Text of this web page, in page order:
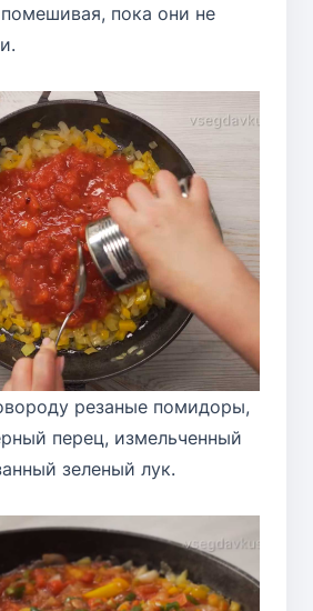
пока они не
резаные помидоры,
перец, измельченный
зеленый лук.